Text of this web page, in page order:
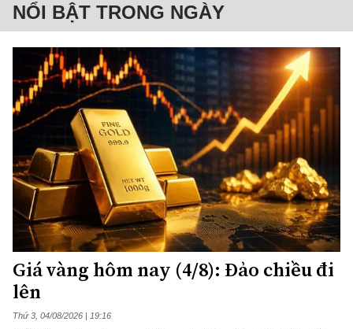
NỔI BẬT TRONG NGÀY
Giá vàng hôm nay (4/8): Đảo chiều đi
lên
Thứ 3, 04/08/2026 | 19:16